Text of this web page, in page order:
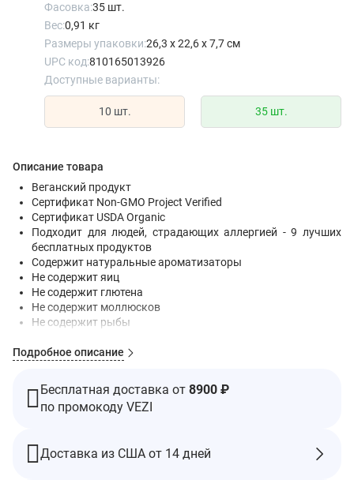
Фасовка:35 шт.
Вес:0,91 кг
Размеры упаковки:26,3 x 22,6 x 7,7 см
UPC код:810165013926
Доступные варианты:
10 шт. 35 шт.
Описание товара
Веганский продукт
Сертификат Non-GMO Project Verified
Сертификат USDA Organic
Подходит для людей, страдающих аллергией - 9 лучших
бесплатных продуктов
Содержит натуральные ароматизаторы
Не содержит яиц
Не содержит глютена
Не содержит моллюсков
Не содержит рыбы
Не содержит древесных орехов
Не содержит молочных продуктов
Не содержит кунжута
Органический состав сертифицирован Oregon Tilth
Манго
Подробное описание
Бесплатная доставка от 8900 ₽
по промокоду VEZI
Доставка из США от 14 дней